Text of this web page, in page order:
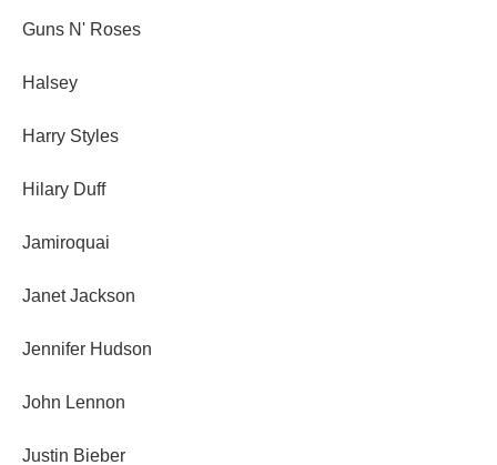
Guns N' Roses
Halsey
Harry Styles
Hilary Duff
Jamiroquai
Janet Jackson
Jennifer Hudson
John Lennon
Justin Bieber